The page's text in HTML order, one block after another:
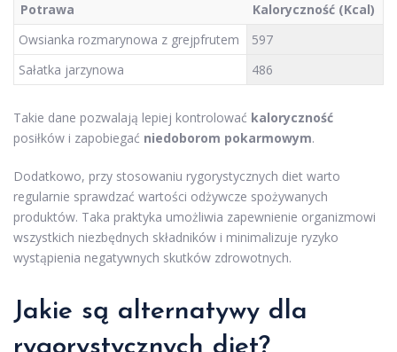
Potrawa
Kaloryczność (Kcal)
Owsianka rozmarynowa z grejpfrutem
597
Sałatka jarzynowa
486
Takie dane pozwalają lepiej kontrolować kaloryczność
posiłków i zapobiegać niedoborom pokarmowym.
Dodatkowo, przy stosowaniu rygorystycznych diet warto
regularnie sprawdzać wartości odżywcze spożywanych
produktów. Taka praktyka umożliwia zapewnienie organizmowi
wszystkich niezbędnych składników i minimalizuje ryzyko
wystąpienia negatywnych skutków zdrowotnych.
Jakie są alternatywy dla